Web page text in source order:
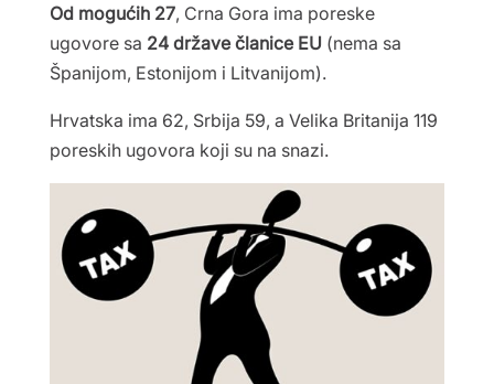
Od mogućih 27, Crna Gora ima poreske
ugovore sa 24 države članice EU(nema sa
Španijom, Estonijom i Litvanijom).
Hrvatska ima 62, Srbija 59, a Velika Britanija 119
poreskih ugovora koji su na snazi.